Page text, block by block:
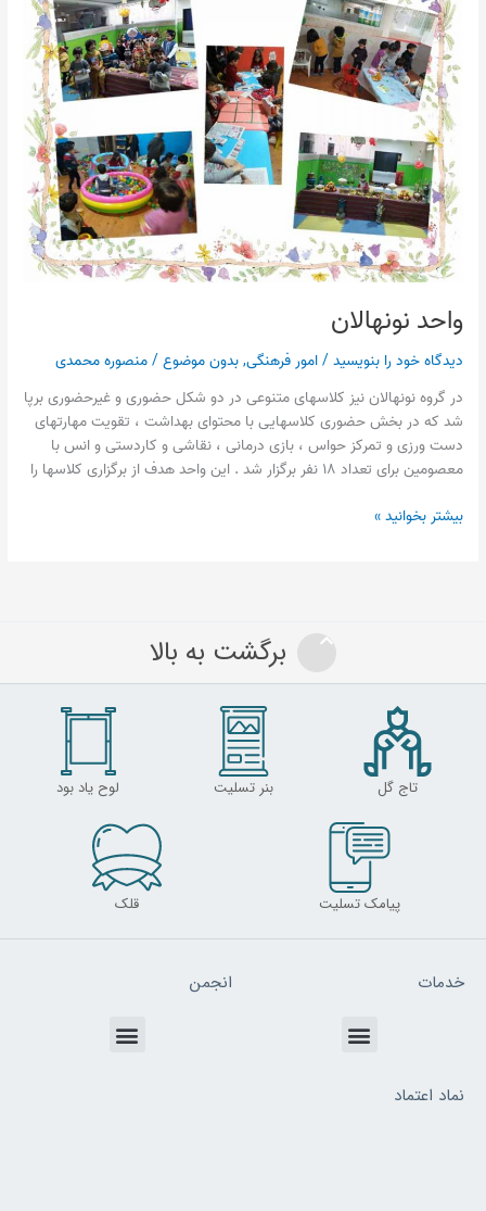
واحد نونهالان
دیدگاه‌ خود را بنویسید/امور فرهنگی,بدون موضوع/منصوره محمدی
در گروه نونهالان نیز کلاسهای متنوعی در دو شکل حضوری و غیرحضوری برپا
شد که در بخش حضوری کلاسهایی با محتوای بهداشت ، تقویت مهارتهای
دست ورزی و تمرکز حواس ، بازی درمانی ، نقاشی و کاردستی و انس با
معصومین برای تعداد ۱۸ نفر برگزار شد . این واحد هدف از برگزاری کلاسها را
بیشتر بخوانید »
برگشت به بالا
تاج گل بنر تسلیت لوح یاد بود
پیامک تسلیت قلک
خدمات
Menu
انجمن
Menu
نماد اعتماد